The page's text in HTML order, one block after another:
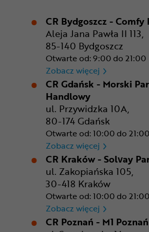
CR Bydgoszcz - Comfy
Aleja Jana Pawła II 113,
85-140 Bydgoszcz
Otwarte od: 9:00 do 21:00
Zobacz więcej CR
CR Gdańsk - Morski
Handlowy
ul. Przywidzka 10A,
80-174 Gdańsk
Otwarte od: 10:00 do 21:00
Zobacz więcej CR
CR Kraków - Solvay
ul. Zakopiańska 105,
30-418 Kraków
Otwarte od: 10:00 do 21:00
Zobacz więcej CR
CR Poznań - M1 Poznań